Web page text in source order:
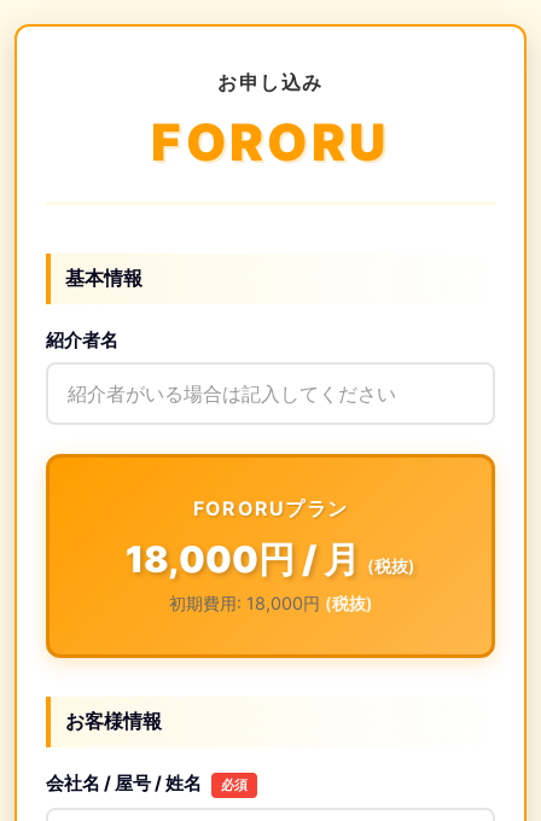
お申し込み
FORORU
基本情報
紹介者名
FORORUプラン
18,000円 / 月
(税抜)
初期費用: 18,000円 (税抜)
お客様情報
会社名 / 屋号 / 姓名 必須